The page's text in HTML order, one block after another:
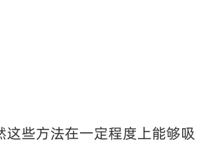
些方法在一定程度上能够吸